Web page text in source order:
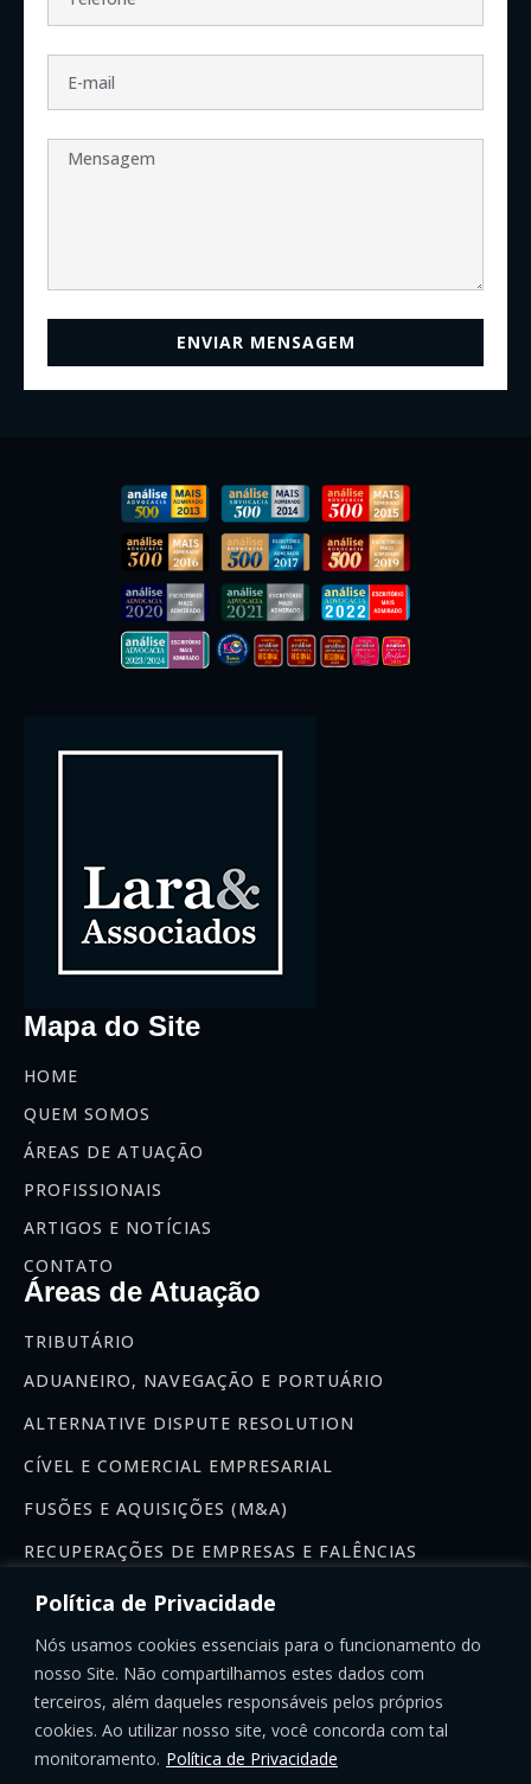
Política de Privacidade
Nós usamos cookies essenciais para o funcionamento do
nosso Site. Não compartilhamos estes dados com
terceiros, além daqueles responsáveis pelos próprios
cookies. Ao utilizar nosso site, você concorda com tal
monitoramento. Política de Privacidade
ENVIAR MENSAGEM
Mapa do Site
HOME
QUEM SOMOS
ÁREAS DE ATUAÇÃO
PROFISSIONAIS
ARTIGOS E NOTÍCIAS
CONTATO
Áreas de Atuação
TRIBUTÁRIO
ADUANEIRO, NAVEGAÇÃO E PORTUÁRIO
ALTERNATIVE DISPUTE RESOLUTION
CÍVEL E COMERCIAL EMPRESARIAL
FUSÕES E AQUISIÇÕES (M&A)
RECUPERAÇÕES DE EMPRESAS E FALÊNCIAS
Se inscreva na nossa newsletter:
INSCREVER-SE